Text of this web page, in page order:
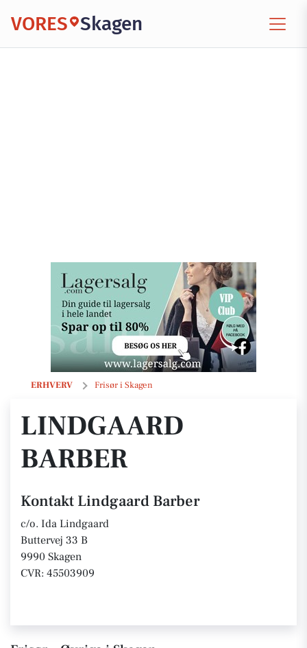
VORES Skagen
ERHVERV Frisør i Skagen
Lindgaard Barber
LINDGAARD
BARBER
Kontakt Lindgaard Barber
c/o. Ida Lindgaard
Buttervej 33 B
9990 Skagen
CVR: 45503909